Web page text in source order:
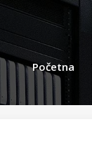
Početna